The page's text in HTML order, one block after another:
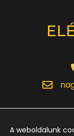
A weboldalunk